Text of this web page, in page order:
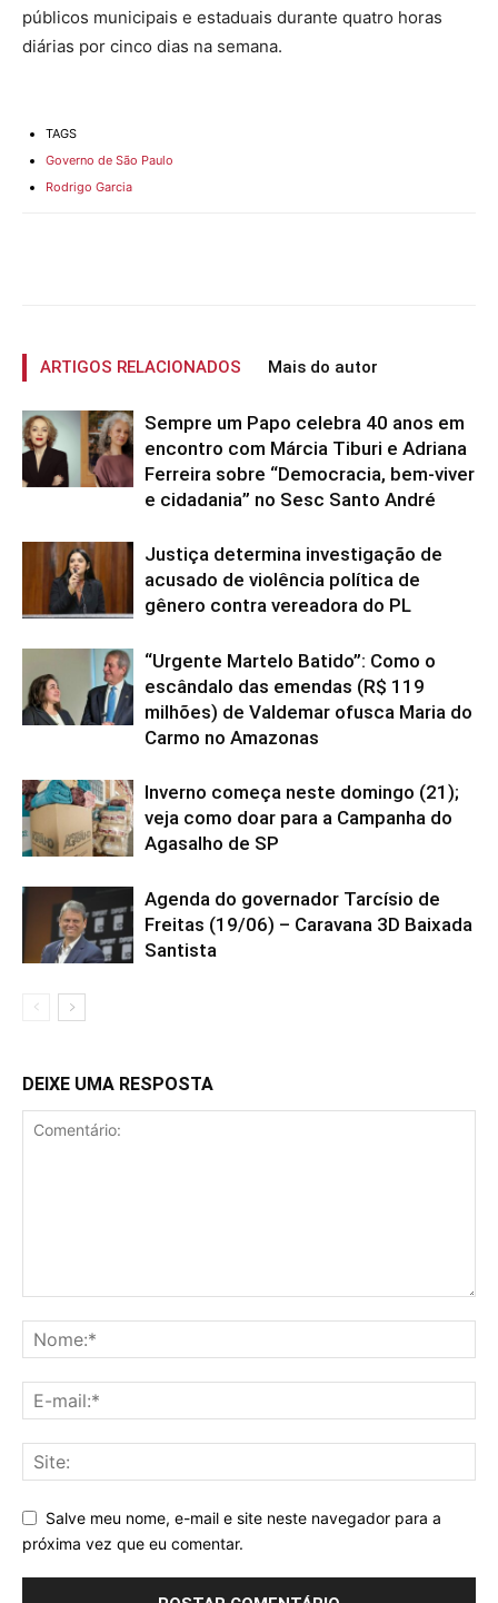
públicos municipais e estaduais durante quatro horas
diárias por cinco dias na semana.
TAGS
Governo de São Paulo
Rodrigo Garcia
ARTIGOS RELACIONADOS Mais do autor
Sempre um Papo celebra 40 anos em
encontro com Márcia Tiburi e Adriana
Ferreira sobre “Democracia, bem-viver
e cidadania” no Sesc Santo André
Justiça determina investigação de
acusado de violência política de
gênero contra vereadora do PL
“Urgente Martelo Batido”: Como o
escândalo das emendas (R$ 119
milhões) de Valdemar ofusca Maria do
Carmo no Amazonas
Inverno começa neste domingo (21);
veja como doar para a Campanha do
Agasalho de SP
Agenda do governador Tarcísio de
Freitas (19/06) – Caravana 3D Baixada
Santista
DEIXE UMA RESPOSTA
Salve meu nome, e-mail e site neste navegador para a
próxima vez que eu comentar.